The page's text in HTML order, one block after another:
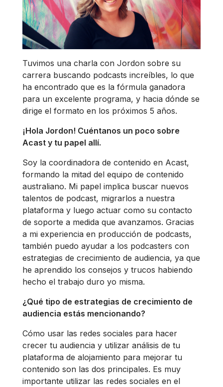
Tuvimos una charla con Jordon sobre su
carrera buscando podcasts increíbles, lo que
ha encontrado que es la fórmula ganadora
para un excelente programa, y hacia dónde se
dirige el formato en los próximos 5 años.
¡Hola Jordon! Cuéntanos un poco sobre
Acast y tu papel allí.
Soy la coordinadora de contenido en Acast,
formando la mitad del equipo de contenido
australiano. Mi papel implica buscar nuevos
talentos de podcast, migrarlos a nuestra
plataforma y luego actuar como su contacto
de soporte a medida que avanzamos. Gracias
a mi experiencia en producción de podcasts,
también puedo ayudar a los podcasters con
estrategias de crecimiento de audiencia, ya que
he aprendido los consejos y trucos habiendo
hecho el trabajo duro yo misma.
¿Qué tipo de estrategias de crecimiento de
audiencia estás mencionando?
Cómo usar las redes sociales para hacer
crecer tu audiencia y utilizar análisis de tu
plataforma de alojamiento para mejorar tu
contenido son las dos principales. Es muy
importante utilizar las redes sociales en el